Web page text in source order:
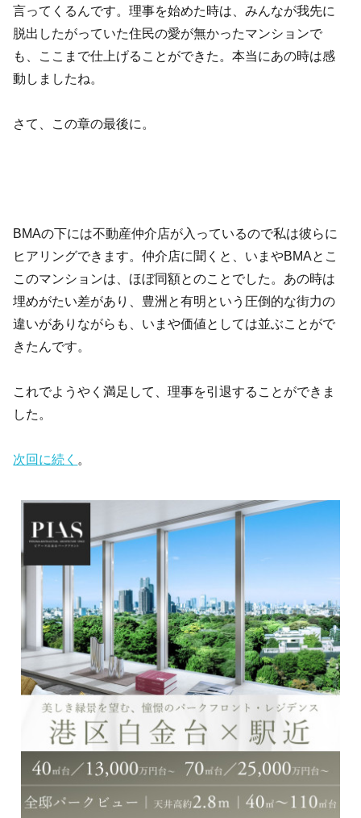
言ってくるんです。理事を始めた時は、みんなが我先に
脱出したがっていた住民の愛が無かったマンションで
も、ここまで仕上げることができた。本当にあの時は感
動しましたね。
さて、この章の最後に。
BMAの下には不動産仲介店が入っているので私は彼らに
ヒアリングできます。仲介店に聞くと、いまやBMAとこ
このマンションは、ほぼ同額とのことでした。あの時は
埋めがたい差があり、豊洲と有明という圧倒的な街力の
違いがありながらも、いまや価値としては並ぶことがで
きたんです。
これでようやく満足して、理事を引退することができま
した。
次回に続く 。